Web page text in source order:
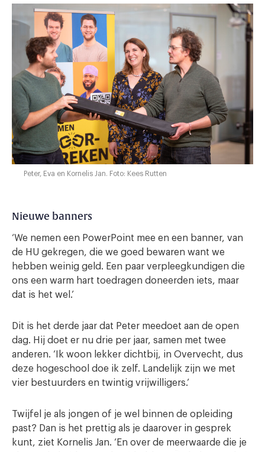
Peter, Eva en Kornelis Jan. Foto: Kees Rutten
Nieuwe banners
‘We nemen een PowerPoint mee en een banner, van
de HU gekregen, die we goed bewaren want we
hebben weinig geld. Een paar verpleegkundigen die
ons een warm hart toedragen doneerden iets, maar
dat is het wel.’
Dit is het derde jaar dat Peter meedoet aan de open
dag. Hij doet er nu drie per jaar, samen met twee
anderen. ‘Ik woon lekker dichtbij, in Overvecht, dus
deze hogeschool doe ik zelf. Landelijk zijn we met
vier bestuurders en twintig vrijwilligers.’
Twijfel je als jongen of je wel binnen de opleiding
past? Dan is het prettig als je daarover in gesprek
kunt, ziet Kornelis Jan. ‘En over de meerwaarde die je